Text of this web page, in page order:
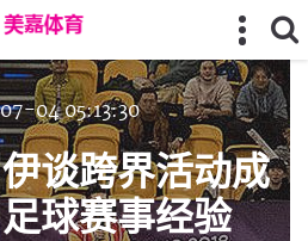
04 05:13:30
谈跨界活动成
球赛事经验